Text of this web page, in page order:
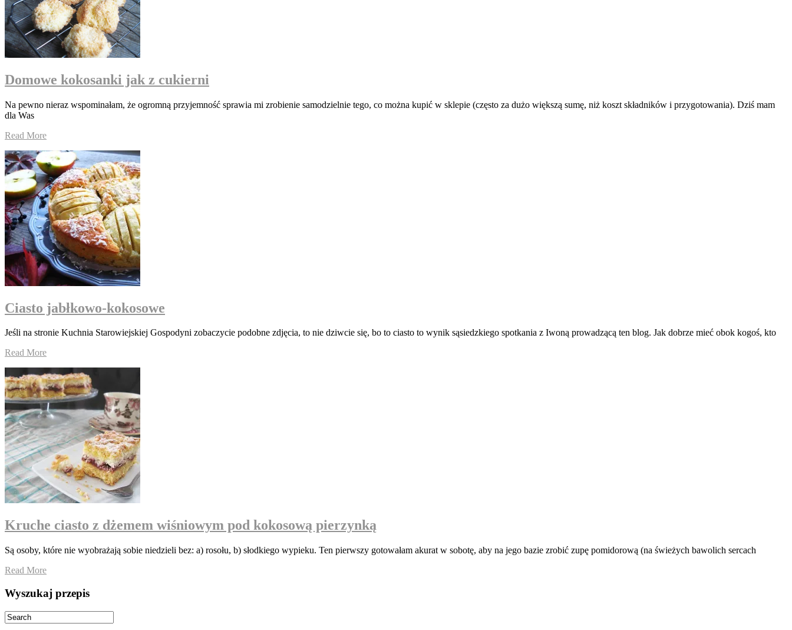
Domowe kokosanki jak z cukierni
Na pewno nieraz wspominałam, że ogromną przyjemność sprawia mi zrobienie samodzielnie tego, co można kupić w sklepie (często za dużo większą sumę, niż koszt składników i przygotowania). Dziś mam
dla Was
Read More
Ciasto jabłkowo-kokosowe
Jeśli na stronie Kuchnia Starowiejskiej Gospodyni zobaczycie podobne zdjęcia, to nie dziwcie się, bo to ciasto to wynik sąsiedzkiego spotkania z Iwoną prowadzącą ten blog. Jak dobrze mieć obok kogoś, kto
Read More
Kruche ciasto z dżemem wiśniowym pod kokosową pierzynką
Są osoby, które nie wyobrażają sobie niedzieli bez: a) rosołu, b) słodkiego wypieku. Ten pierwszy gotowałam akurat w sobotę, aby na jego bazie zrobić zupę pomidorową (na świeżych bawolich sercach
Read More
Wyszukaj przepis